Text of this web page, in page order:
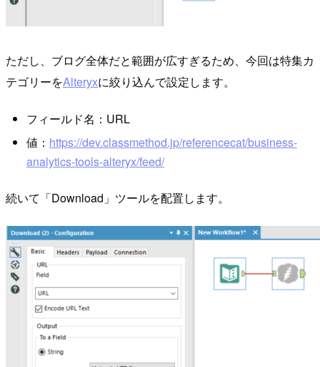
ただし、ブログ全体だと範囲が広すぎるため、今回は特集カ
テゴリーをAlteryxに絞り込んで設定します。
フィールド名：URL
値： https://dev.classmethod.jp/referencecat/business-
analytics-tools-alteryx/feed/
続いて「Download」ツールを配置します。